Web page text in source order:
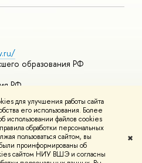
для улучшения работы сайта
его использования. Более
использовании файлов cookies
обработки персональных
пользоваться сайтом, вы
проинформированы об
сайтом НИУ ВШЭ и согласны
✖
образования РФ
РФ
курсы
и контактыУсловия
конфиденциальности